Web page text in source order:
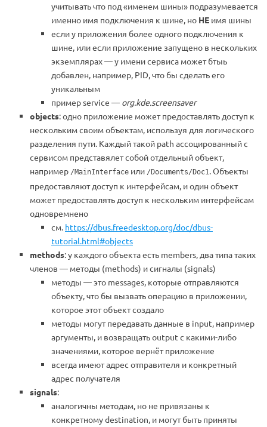
учитывать что под «именем шины» подразумевается
именно имя подключения к шине, но НЕ имя шины
если у приложения более одного подключения к
шине, или если приложение запущено в нескольких
экземплярах — у имени сервиса может бтыь
добавлен, например, PID, что бы сделать его
уникальным
пример service — org.kde.screensaver
objects: одно приложение может предоставлять доступ к
нескольким своим объектам, используя для логического
разделения пути. Каждый такой path ассоцированный с
сервисом представялет собой отдельный объект,
например /MainInterface или /Documents/Doc1. Объекты
предоставляют доступ к интерфейсам, и один объект
может предоставлять доступ к нескольким интерфейсам
одновремнено
см. https://dbus.freedesktop.org/doc/dbus-
tutorial.html#objects
methods: у каждого объекта есть members, два типа таких
членов — методы (methods) и сигналы (signals)
методы — это messages, которые отправляются
объекту, что бы вызвать операцию в приложении,
которое этот объект создало
методы могут передавать данные в input, например
аргументы, и возвращать output с какими-либо
значениями, которое вернёт приложение
всегда имеют адрес отправителя и конкретный
адрес получателя
signals:
аналогичны методам, но не привязаны к
конкретному destination, и могут быть приняты